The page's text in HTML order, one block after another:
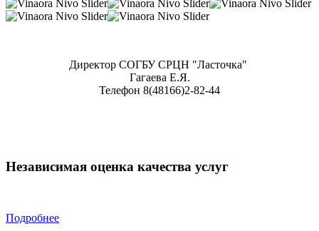
Директор СОГБУ СРЦН "Ласточка"
Гагаева Е.Я.
Телефон 8(48166)2-82-44
Независимая оценка качества услуг
Подробнее